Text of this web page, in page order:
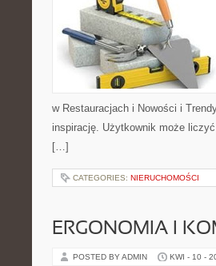
w Restauracjach i Nowości i
inspirację. Użytkownik może
[…]
CATEGORIES: NIERUCHOMOŚCI
ERGONOMIA I
POSTED BY ADMIN KWI - 10 -